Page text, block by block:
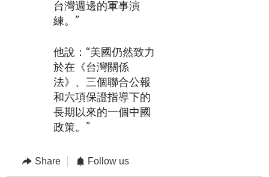
台灣週邊的軍事演
練。”
他說：“美國仍然致力
於在《台灣關係
法》、三個聯合公報
和六項保證指導下的
長期以來的一個中國
政策。”
Share Follow us